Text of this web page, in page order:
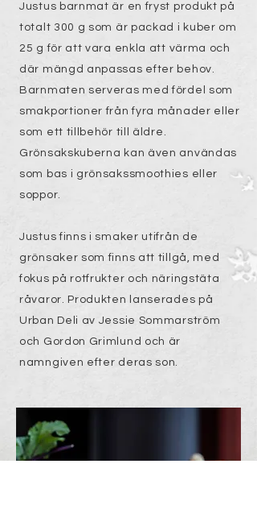
Justus barnmat är en fryst produkt på
totalt 300 g som är packad i kuber om
25 g för att vara enkla att värma och
där mängd anpassas efter behov.
Barnmaten serveras med fördel som
smakportioner från fyra månader eller
som ett tillbehör till äldre.
Grönsakskuberna kan även användas
som bas i grönsakssmoothies eller
soppor.
Justus finns i smaker utifrån de
grönsaker som finns att tillgå, med
fokus på rotfrukter och näringstäta
råvaror. Produkten lanserades på
Urban Deli av Jessie Sommarström
och Gordon Grimlund och är
namngiven efter deras son.